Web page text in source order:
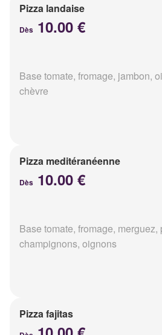
Pizza landaise
Dès 10.00 €
Base tomate, fromage, jambon,
chèvre
Pizza meditéranéenne
Dès 10.00 €
Base tomate, fromage,
champignons, oignons
Pizza fajitas